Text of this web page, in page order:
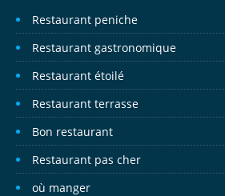
Restaurant peniche
Restaurant gastronomique
Restaurant étoilé
Restaurant terrasse
Bon restaurant
Restaurant pas cher
où manger